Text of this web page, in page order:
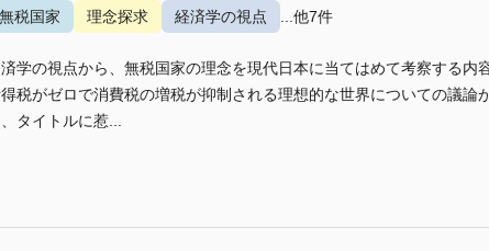
無税国家 理念探求 経済学の視点 ...他7件
学の視点から、無税国家の理念を現代日本に当てはめて考察する内
税がゼロで消費税の増税が抑制される理想的な世界についての議論
タイトルに惹...